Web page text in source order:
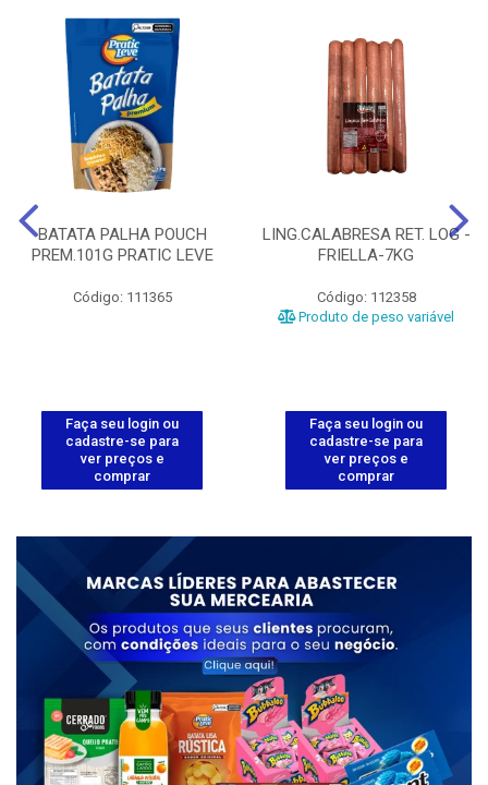
BATATA PALHA POUCH
PREM.101G PRATIC LEVE
Código: 111365
Faça seu login ou
cadastre-se para
ver preços e
comprar
LING.CALABRESA RET. LOG -
FRIELLA-7KG
Código: 112358
Produto de peso variável
Faça seu login ou
cadastre-se para
ver preços e
comprar